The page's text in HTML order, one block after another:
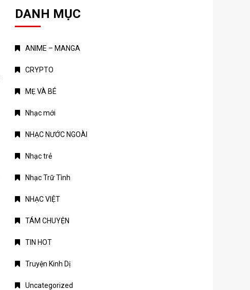
DANH MỤC
ANIME – MANGA
CRYPTO
MẸ VÀ BÉ
Nhạc mới
NHẠC NƯỚC NGOÀI
Nhạc trẻ
Nhạc Trữ Tình
NHẠC VIỆT
TÁM CHUYỆN
TIN HOT
Truyện Kinh Dị
Uncategorized